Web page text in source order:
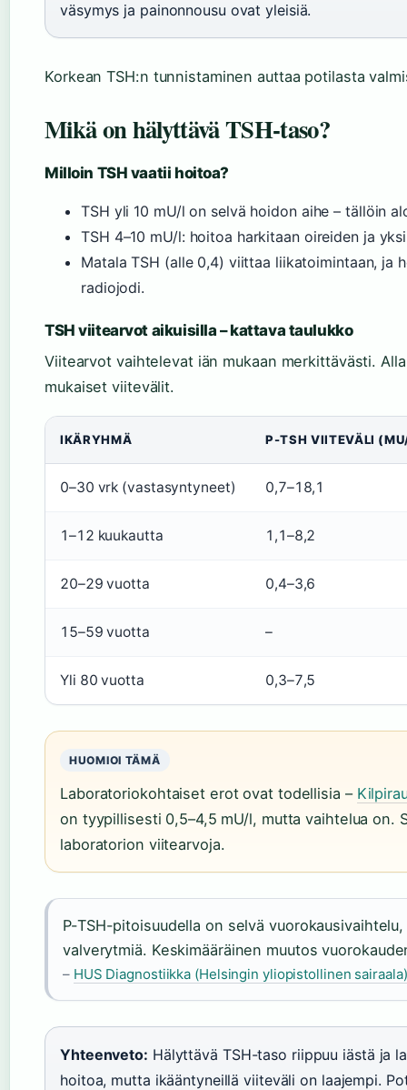
väsymys ja painonnousu ovat yleisiä.
Korkean TSH:n tunnistaminen auttaa potilasta
Mikä on hälyttävä TSH-taso?
Milloin TSH vaatii hoitoa?
TSH yli 10 mU/l on selvä hoidon aihe – tällöin
TSH 4–10 mU/l: hoitoa harkitaan oireiden ja
Matala TSH (alle 0,4) viittaa liikatoimintaan, ja
radiojodi.
TSH viitearvot aikuisilla – kattava taulukko
Viitearvot vaihtelevat iän mukaan merkittävästi.
mukaiset viitevälit.
IKÄRYHMÄ P-TSH VIITEVÄLI
0–30 vrk (vastasyntyneet) 0,7–18,1
1–12 kuukautta 1,1–8,2
20–29 vuotta 0,4–3,6
15–59 vuotta –
Yli 80 vuotta 0,3–7,5
HUOMIOI TÄMÄ
Laboratoriokohtaiset erot ovat todellisia –
on tyypillisesti 0,5–4,5 mU/l, mutta vaihtelua on.
laboratorion viitearvoja.
P-TSH-pitoisuudella on selvä
valverytmiä. Keskimääräinen muutos
– HUS Diagnostiikka (Helsingin yliopistollinen sairaala)
Yhteenveto: Hälyttävä TSH-taso riippuu iästä ja
hoitoa, mutta ikääntyneillä viiteväli on laajempi.